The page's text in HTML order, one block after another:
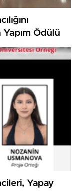
Ödülü
Yapay